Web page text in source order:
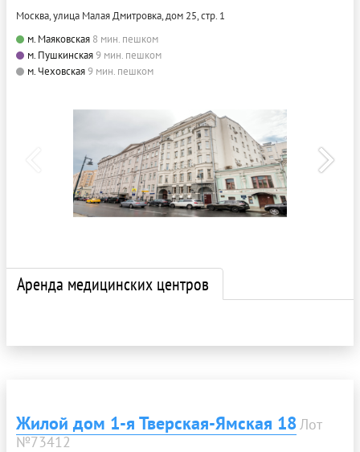
Москва, улица Малая Дмитровка, дом 25, стр. 1
м. Маяковская 8 мин. пешком
м. Пушкинская9 мин. пешком
м. Чеховская9 мин. пешком
Аренда медицинских центров
Жилой дом 1-я Тверская-Ямская 18Лот
№73412